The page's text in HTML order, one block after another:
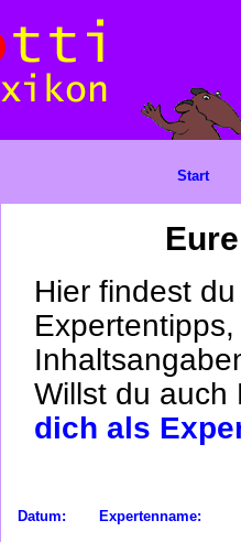
Hier findest
Willst du
dich als
Datum: Expertenname:
Start